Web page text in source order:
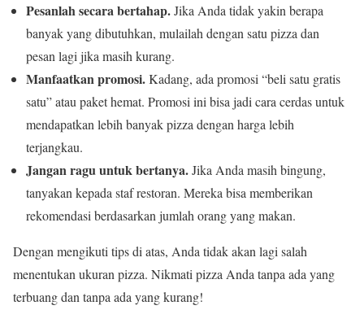
Pesanlah secara bertahap.Jika Anda tidak yakin berapa
banyak yang dibutuhkan, mulailah dengan satu pizza dan
pesan lagi jika masih kurang.
Manfaatkan promosi.Kadang, ada promosi “beli satu gratis
satu” atau paket hemat. Promosi ini bisa jadi cara cerdas untuk
mendapatkan lebih banyak pizza dengan harga lebih
terjangkau.
Jangan ragu untuk bertanya.Jika Anda masih bingung,
tanyakan kepada staf restoran. Mereka bisa memberikan
rekomendasi berdasarkan jumlah orang yang makan.
Dengan mengikuti tips di atas, Anda tidak akan lagi salah
menentukan ukuran pizza. Nikmati pizza Anda tanpa ada yang
terbuang dan tanpa ada yang kurang!